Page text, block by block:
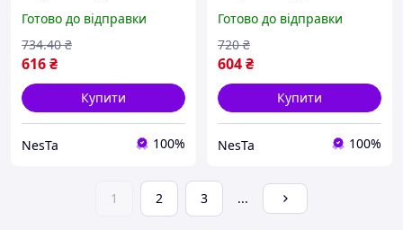
(5617351) Nes22/Q
Готово до відправки
616₴
734.40 ₴
Купити
NesTa 100%
(5617411) Nes22/Q
Готово до відправки
604₴
720 ₴
Купити
NesTa 100%
1 2 3 ...